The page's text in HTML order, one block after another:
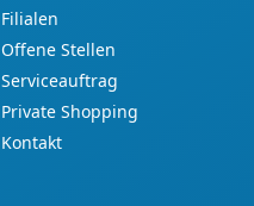
Filialen
Offene Stellen
Serviceauftrag
Private Shopping
Kontakt